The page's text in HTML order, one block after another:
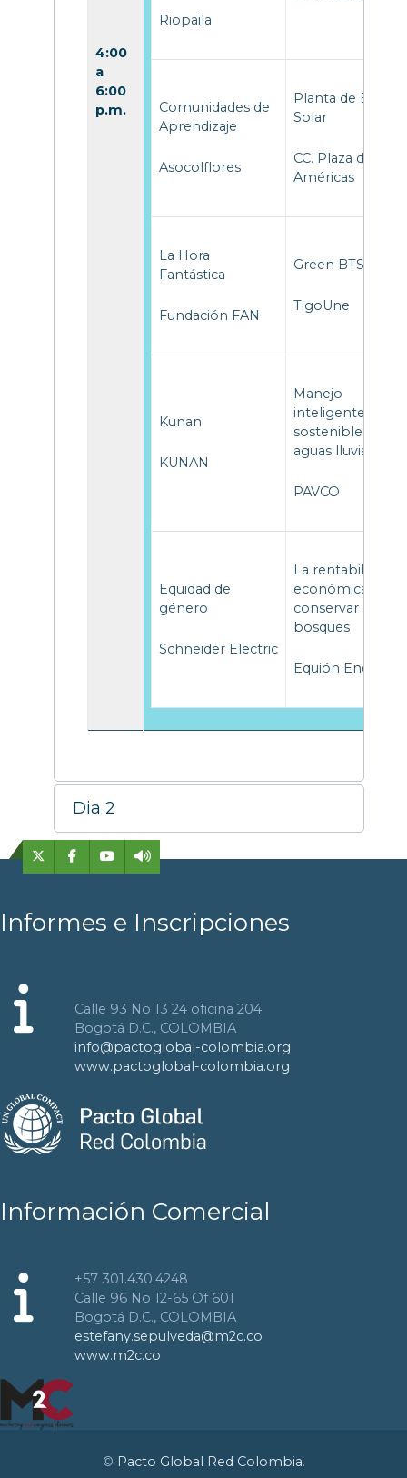
4:00
a
6:00
p.m.
Riopaila
Comunidades de
Aprendizaje
Asocolflores
Planta de
Solar
CC. Plaza de las
Américas
La Hora
Fantástica
Fundación FAN
Green BTS
TigoUne
Kunan
KUNAN
Manejo
inteligente y
sostenible de
aguas lluvias
PAVCO
Equidad de
género
Schneider Electric
La rentabilidad
económica de
conservar los
bosques
Equión Energía
Dia 2
Informes e Inscripciones
Calle 93 No 13 24 oficina 204
Bogotá D.C., COLOMBIA
info@pactoglobal-colombia.org
www.pactoglobal-colombia.org
Información Comercial
+57 301.430.4248
Calle 96 No 12-65 Of 601
Bogotá D.C., COLOMBIA
estefany.sepulveda@m2c.co
www.m2c.co
© Pacto Global Red Colombia.